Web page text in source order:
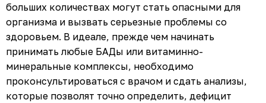
больших количествах могут стать опасными для
организма и вызвать серьезные проблемы со
здоровьем. В идеале, прежде чем начинать
принимать любые БАДы или витаминно-
минеральные комплексы, необходимо
проконсультироваться с врачом и сдать анализы,
которые позволят точно определить, дефицит